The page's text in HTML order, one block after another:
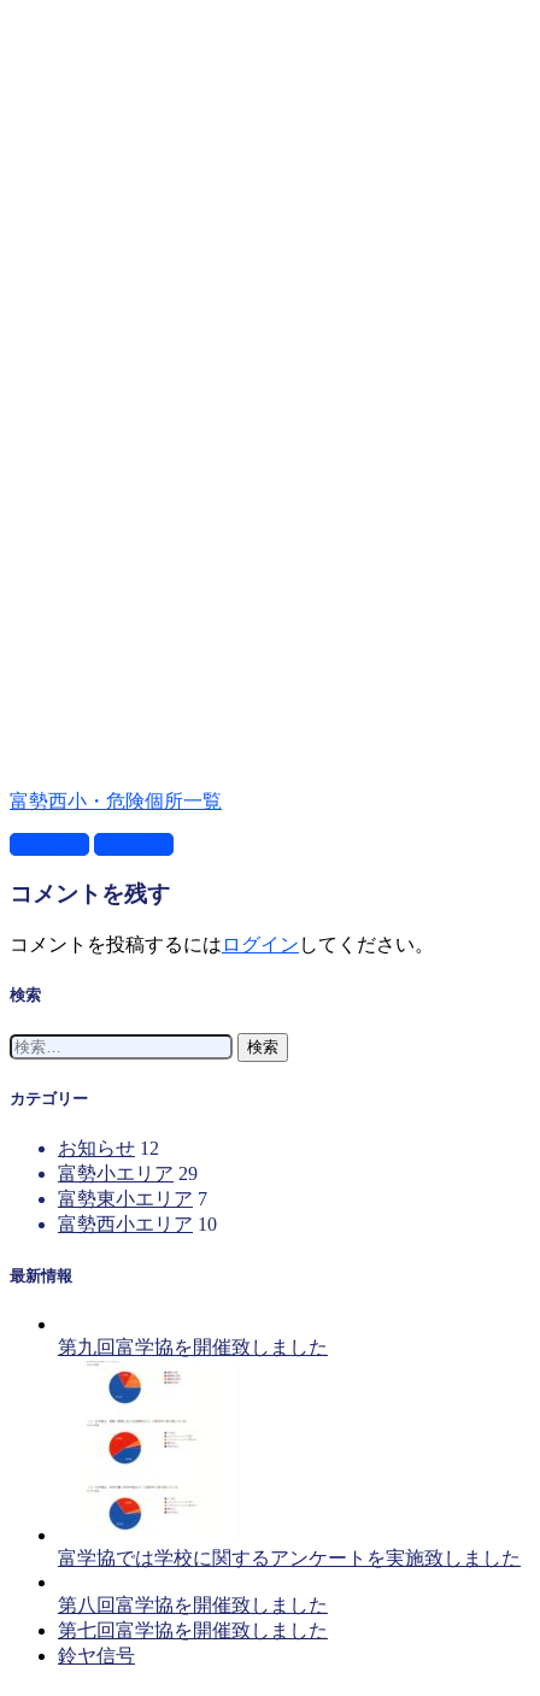
富勢西小・危険個所一覧
コメントを残す
コメントを投稿するには ログイン してください。
検索
検
カテゴリー
お知らせ 12
富勢小エリア 29
富勢東小エリア 7
富勢西小エリア 10
最新情報
第九回富学協を開催致しました
富学協では学校に関するアンケートを実施致しました
第八回富学協を開催致しました
第七回富学協を開催致しました
鈴ヤ信号